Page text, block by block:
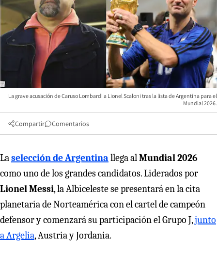
La grave acusación de Caruso Lombardi a Lionel Scaloni tras la lista de Argentina para el
Mundial 2026.
Compartir Comentarios
Laselección de Argentina llega alMundial 2026
como uno de los grandes candidatos. Liderados por
Lionel Messi, la Albiceleste se presentará en la cita
planetaria de Norteamérica con el cartel de campeón
defensor y comenzará su participación el Grupo J,junto
a Argelia, Austria y Jordania.